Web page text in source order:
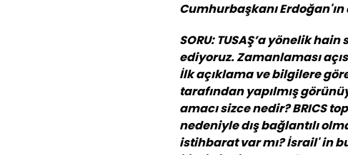
Cumhurbaşkanı
SORU: TUSAŞ’a yönelik
ediyoruz. Zamanlaması
İlk açıklama ve bilgilere
tarafından yapılmış
amacı sizce nedir? BRICS
nedeniyle dış bağlantılı
istihbarat var mı? İsrail' in